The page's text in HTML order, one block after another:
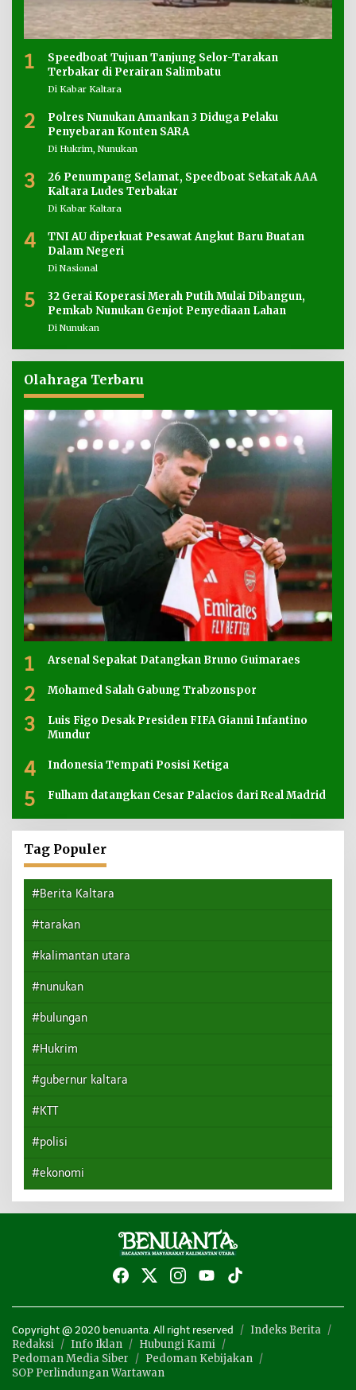
1
Speedboat Tujuan Tanjung Selor-Tarakan
Terbakar di Perairan Salimbatu
Di Kabar Kaltara
2
Polres Nunukan Amankan 3 Diduga Pelaku
Penyebaran Konten SARA
Di Hukrim, Nunukan
3
26 Penumpang Selamat, Speedboat Sekatak AAA
Kaltara Ludes Terbakar
Di Kabar Kaltara
4
TNI AU diperkuat Pesawat Angkut Baru Buatan
Dalam Negeri
Di Nasional
5
32 Gerai Koperasi Merah Putih Mulai Dibangun,
Pemkab Nunukan Genjot Penyediaan Lahan
Di Nunukan
Olahraga Terbaru
1 Arsenal Sepakat Datangkan Bruno Guimaraes
2 Mohamed Salah Gabung Trabzonspor
3
Luis Figo Desak Presiden FIFA Gianni Infantino
Mundur
4 Indonesia Tempati Posisi Ketiga
5 Fulham datangkan Cesar Palacios dari Real Madrid
Tag Populer
#Berita Kaltara
#tarakan
#kalimantan utara
#nunukan
#bulungan
#Hukrim
#gubernur kaltara
#KTT
#polisi
#ekonomi
Copyright @ 2020 benuanta. All right reserved
Indeks Berita
Redaksi
Info Iklan
Hubungi Kami
Pedoman Media Siber
Pedoman Kebijakan
SOP Perlindungan Wartawan